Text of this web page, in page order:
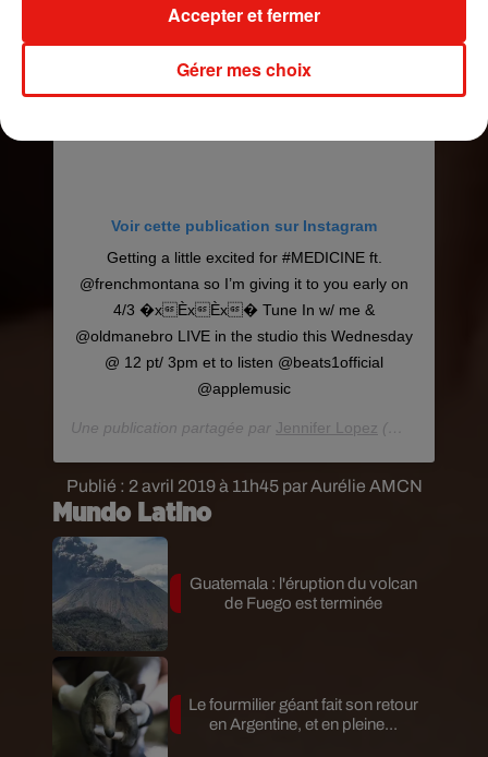
Publié : 2 avril 2019 à 11h45 par Aurélie AMCN
Voir cette publication sur Instagram
Getting a little excited for #MEDICINE ft.
@frenchmontana so I’m giving it to you early on
4/3 �xÈxÈx� Tune In w/ me &
@oldmanebro LIVE in the studio this Wednesday
@ 12 pt/ 3pm et to listen @beats1official
@applemusic
Une publication partagée par Jennifer Lopez (@jlo) le
Mundo Latino
Guatemala : l'éruption du volcan
de Fuego est terminée
Le fourmilier géant fait son retour
en Argentine, et en pleine...
Gérer mes choix
Accepter et fermer